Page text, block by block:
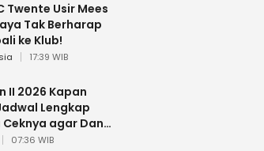
Twente Usir Mees
Tak Berharap
ke Klub!
17:39 WIB
II 2026 Kapan
Lengkap
agar Dana
07:36 WIB